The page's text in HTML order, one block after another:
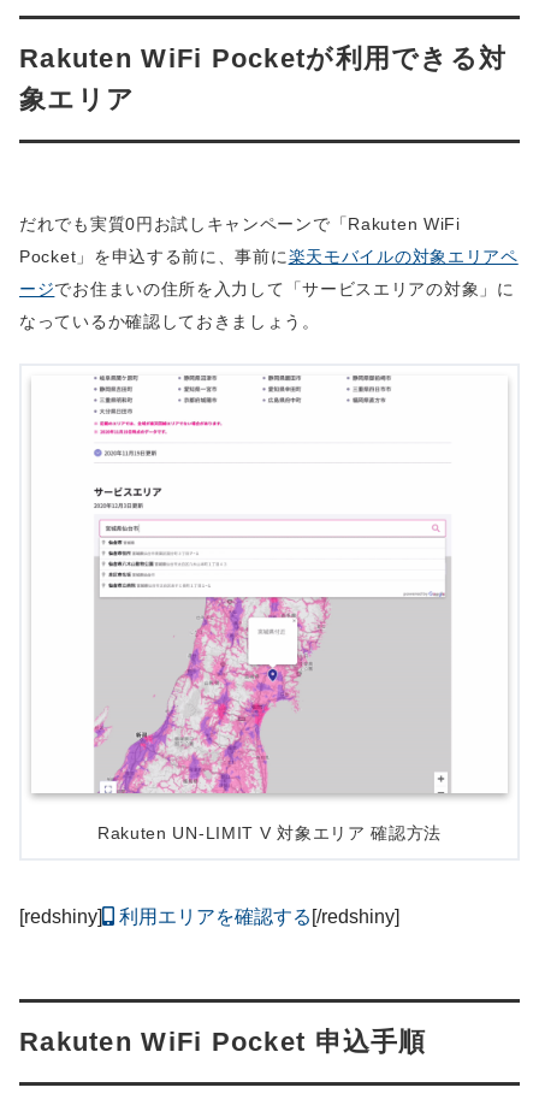
Rakuten WiFi Pocketが利用できる対
象エリア
だれでも実質0円お試しキャンペーンで「Rakuten WiFi
Pocket」を申込する前に、事前に楽天モバイルの対象エリアペ
ージでお住まいの住所を入力して「サービスエリアの対象」に
なっているか確認しておきましょう。
Rakuten UN-LIMIT V 対象エリア 確認方法
[redshiny] 利用エリアを確認する [/redshiny]
Rakuten WiFi Pocket 申込手順